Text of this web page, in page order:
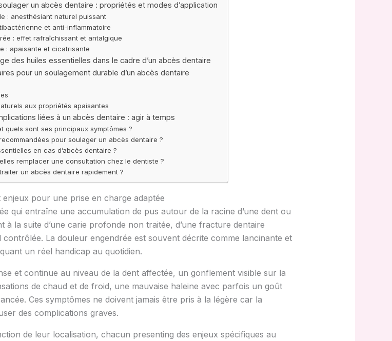
un abcès dentaire : propriétés et modes d’application
: anesthésiant naturel puissant
et anti-inflammatoire
: effet rafraîchissant et antalgique
: apaisante et cicatrisante
des huiles essentielles dans le cadre d’un abcès dentaire
pour un soulagement durable d’un abcès dentaire
aux propriétés apaisantes
liées à un abcès dentaire : agir à temps
quels sont ses principaux symptômes ?
pour soulager un abcès dentaire ?
en cas d’abcès dentaire ?
remplacer une consultation chez le dentiste ?
un abcès dentaire rapidement ?
pour une prise en charge adaptée
qui entraîne une accumulation de pus autour de la racine d’une dent ou
la suite d’une carie profonde non traitée, d’une fracture dentaire
La douleur engendrée est souvent décrite comme lancinante et
un réel handicap au quotidien.
et continue au niveau de la dent affectée, un gonflement visible sur la
de chaud et de froid, une mauvaise haleine avec parfois un goût
Ces symptômes ne doivent jamais être pris à la légère car la
des complications graves.
de leur localisation, chacun presenting des enjeux spécifiques au